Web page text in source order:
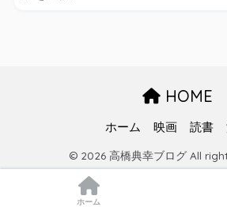
HOME
ホーム 映画 読書
© 2026 高橋典幸ブログ All
ホーム